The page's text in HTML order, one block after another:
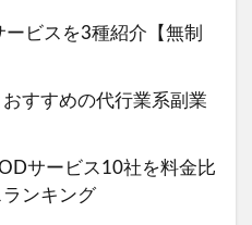
ビスを3種紹介【無制
すすめの代行業系副業
サービス10社を料金比
ンキング